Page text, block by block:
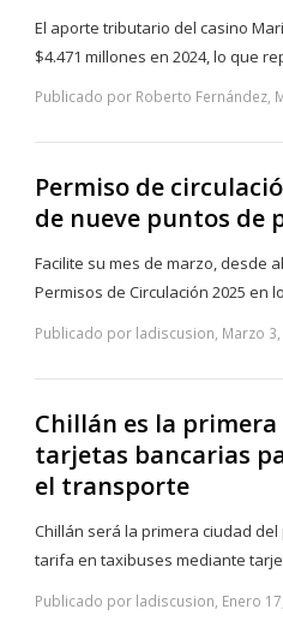
El aporte tributario del casino
$4.471 millones en 2024, lo que
Publicado por Roberto Fernández,
Permiso de
de nueve puntos de
Facilite su mes de marzo, desde
Permisos de Circulación 2025 en
Publicado por ladiscusion, Marzo 3,
Chillán es la
tarjetas bancarias
el transporte
Chillán será la primera ciudad
tarifa en taxibuses mediante
Publicado por ladiscusion, Enero